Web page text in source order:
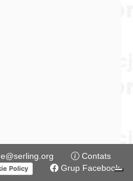
Contats
Policy Grup Facebook